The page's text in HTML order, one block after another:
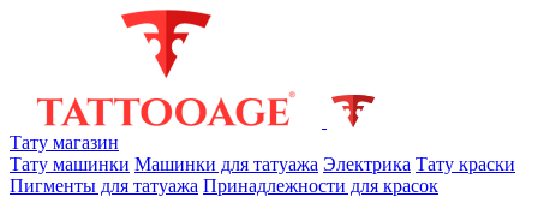
Тату магазин
Тату машинки Машинки для татуажа Электрика Тату краски
Пигменты для татуажа Принадлежности для красок